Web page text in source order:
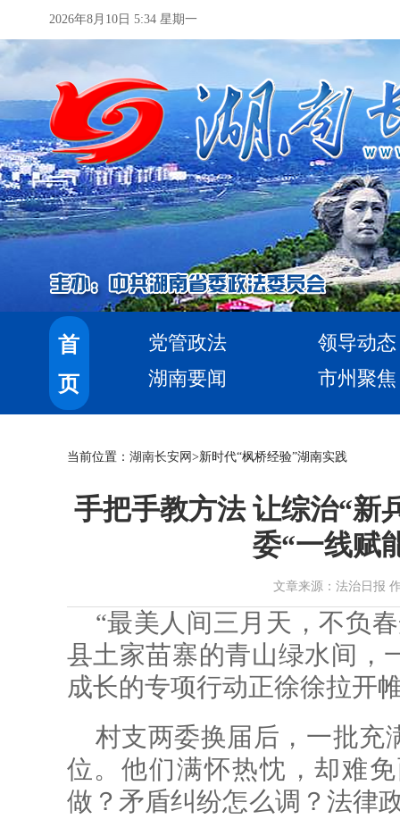
2026年8月10日 5:34 星期一
首
页
党管政法
领导动态
湖南要闻
市州聚焦
当前位置： 湖南长安网 >新时代“枫桥经验”湖南实践
手把手教方法 让综治“新
委“一线赋
文章来源：法治日报
“最美人间三月天，不负
县土家苗寨的青山绿水间，
成长的专项行动正徐徐拉开
村支两委换届后，一批充
位。他们满怀热忱，却难
做？矛盾纠纷怎么调？法律